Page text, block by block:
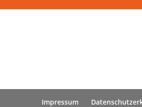
Impressum